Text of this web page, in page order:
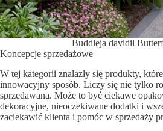
Buddleja davidii
Koncepcje sprzedażowe
W tej kategorii znalazły się produkty,
innowacyjny sposób. Liczy się nie tylko
sprzedawana. Może to być ciekawe
dekoracyjne, nieoczekiwane dodatki i
zaciekawić klienta i pomóc w sprzedaży